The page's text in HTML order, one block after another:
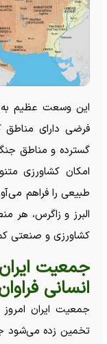
این وسعت عظیم به
فرضی دارای مناطق
گسترده و مناطق
امکان کشاورزی
طبیعی را فراهم
البرز و زاگرس، هر
کشاورزی و صنعتی
جمعیت
انسانی